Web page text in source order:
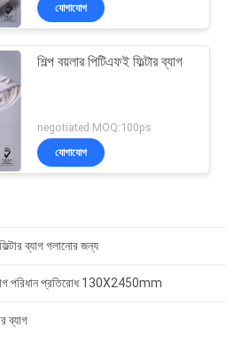
যোগাযোগ
শিল্প বয়লার পিটিএফই ফিল্টার ব্যাগ
negotiated MOQ:100ps
যোগাযোগ
ব্যাগ গলানোর জন্য
পরিধান প্রতিরোধ 130X2450mm
ব্যাগ